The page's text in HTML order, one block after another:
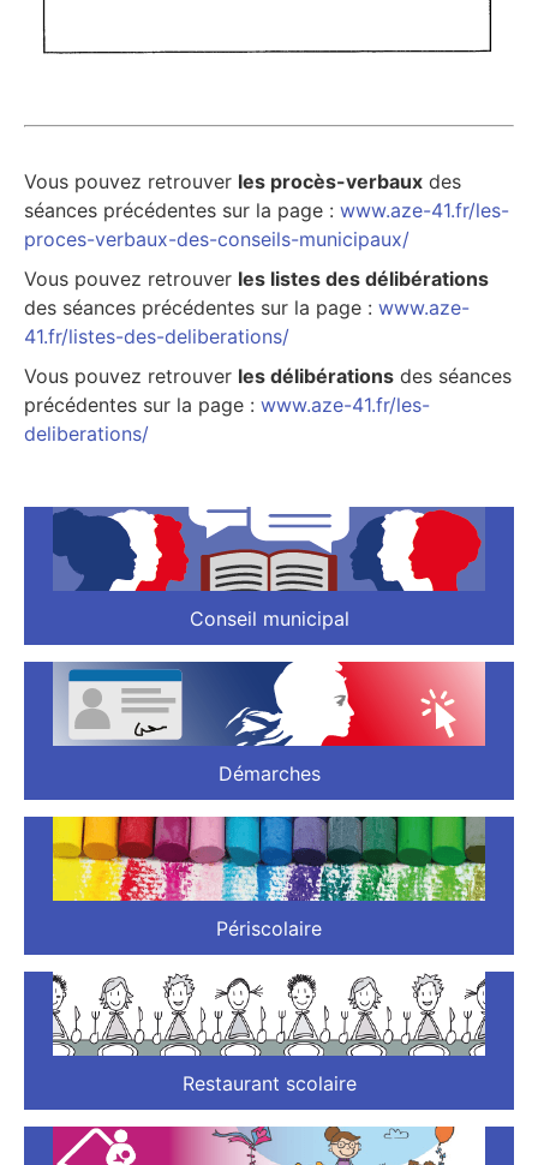
Vous pouvez retrouver les procès-verbaux des
séances précédentes sur la page : www.aze-41.fr/les-
proces-verbaux-des-conseils-municipaux/
Vous pouvez retrouver les listes des délibérations
des séances précédentes sur la page : www.aze-
41.fr/listes-des-deliberations/
Vous pouvez retrouver les délibérations des séances
précédentes sur la page : www.aze-41.fr/les-
deliberations/
Conseil municipal
Démarches
Périscolaire
Restaurant scolaire